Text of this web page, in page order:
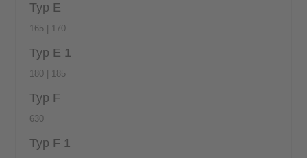
Typ E
165 | 170
Typ E 1
180 | 185
Typ F
630
Typ F 1